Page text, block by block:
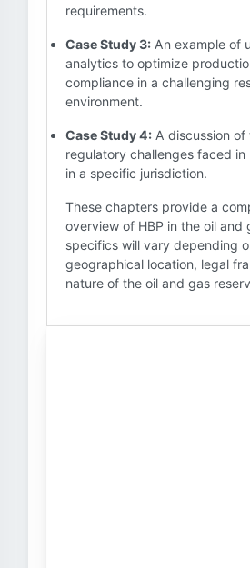
requirements.
Case Study 3: An example of
analytics to optimize
compliance in a challenging
environment.
Case Study 4: A discussion of
regulatory challenges faced in
in a specific jurisdiction.
These chapters provide a
overview of HBP in the oil and
specifics will vary depending
geographical location, legal
nature of the oil and gas